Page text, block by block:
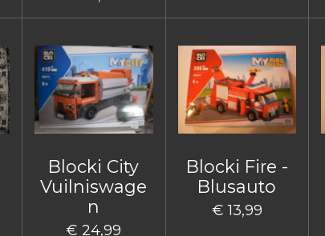
Blocki City
Vuilniswage
n
€ 24,99
Blocki Fire -
Blusauto
€ 13,99